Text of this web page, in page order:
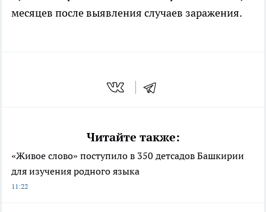
месяцев после выявления случаев заражения.
Читайте также:
«Живое слово» поступило в 350 детсадов Башкирии
для изучения родного языка
11:22